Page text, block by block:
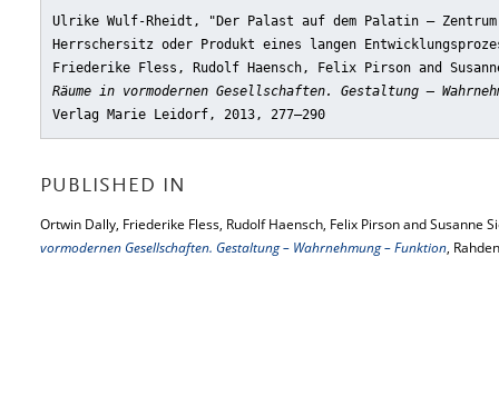
Ulrike Wulf-Rheidt, "Der Palast auf dem Palatin – Zentrum
Herrschersitz oder Produkt eines langen
Friederike Fless, Rudolf Haensch, Felix Pirson and
Räume in vormodernen Gesellschaften. Gestaltung –
Verlag Marie Leidorf, 2013, 277–290
PUBLISHED IN
Ortwin Dally, Friederike Fless, Rudolf Haensch, Felix Pirson and Susanne
vormodernen Gesellschaften. Gestaltung – Wahrnehmung – Funktion,